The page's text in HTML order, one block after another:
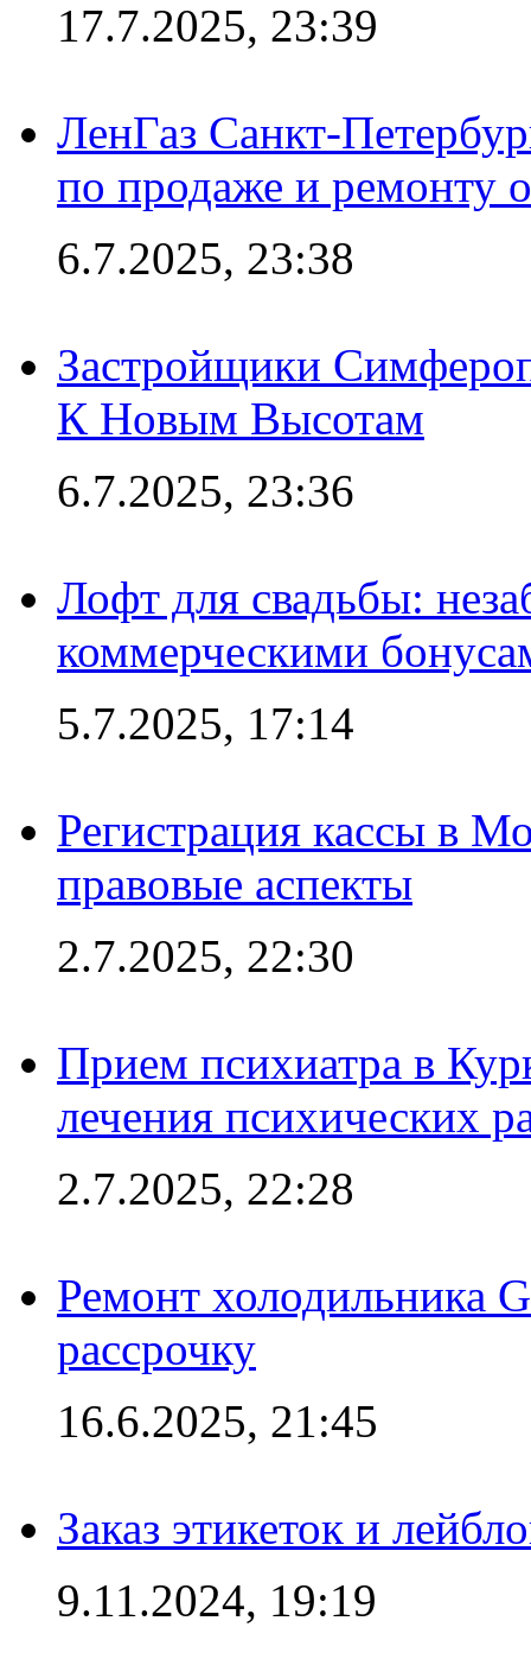
17.7.2025, 23:39
ЛенГаз Санкт-
по продаже и ремонту
6.7.2025, 23:38
Застройщики
К Новым Высотам
6.7.2025, 23:36
Лофт для свадьбы:
коммерческими
5.7.2025, 17:14
Регистрация кассы в
правовые аспекты
2.7.2025, 22:30
Прием психиатра в
лечения психических
2.7.2025, 22:28
Ремонт холодильника
рассрочку
16.6.2025, 21:45
Заказ этикеток и
9.11.2024, 19:19